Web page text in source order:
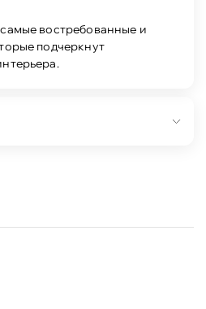
востребованные и
подчеркнут